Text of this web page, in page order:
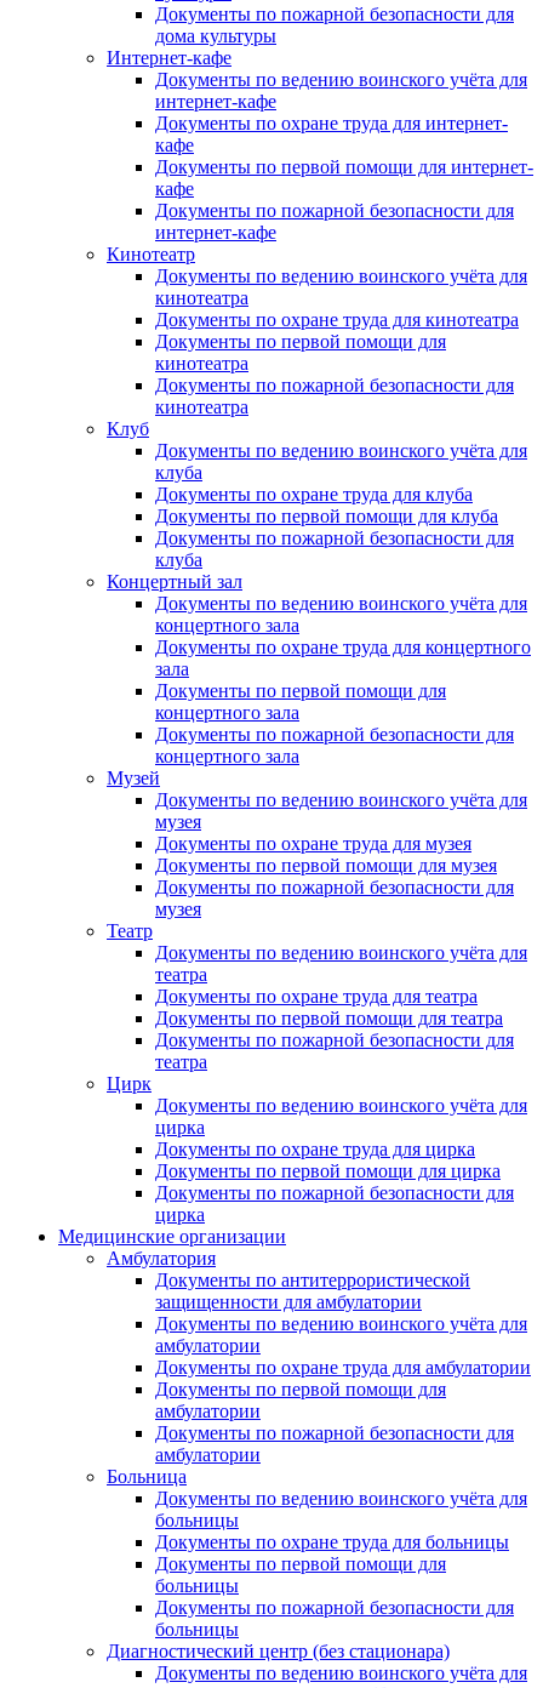
Документы по пожарной безопасности для
дома культуры
Интернет-кафе
Документы по ведению воинского учёта для
интернет-кафе
Документы по охране труда для интернет-
кафе
Документы по первой помощи для интернет-
кафе
Документы по пожарной безопасности для
интернет-кафе
Кинотеатр
Документы по ведению воинского учёта для
кинотеатра
Документы по охране труда для кинотеатра
Документы по первой помощи для
кинотеатра
Документы по пожарной безопасности для
кинотеатра
Клуб
Документы по ведению воинского учёта для
клуба
Документы по охране труда для клуба
Документы по первой помощи для клуба
Документы по пожарной безопасности для
клуба
Концертный зал
Документы по ведению воинского учёта для
концертного зала
Документы по охране труда для концертного
зала
Документы по первой помощи для
концертного зала
Документы по пожарной безопасности для
концертного зала
Музей
Документы по ведению воинского учёта для
музея
Документы по охране труда для музея
Документы по первой помощи для музея
Документы по пожарной безопасности для
музея
Театр
Документы по ведению воинского учёта для
театра
Документы по охране труда для театра
Документы по первой помощи для театра
Документы по пожарной безопасности для
театра
Цирк
Документы по ведению воинского учёта для
цирка
Документы по охране труда для цирка
Документы по первой помощи для цирка
Документы по пожарной безопасности для
цирка
Медицинские организации
Амбулатория
Документы по антитеррористической
защищенности для амбулатории
Документы по ведению воинского учёта для
амбулатории
Документы по охране труда для амбулатории
Документы по первой помощи для
амбулатории
Документы по пожарной безопасности для
амбулатории
Больница
Документы по ведению воинского учёта для
больницы
Документы по охране труда для больницы
Документы по первой помощи для
больницы
Документы по пожарной безопасности для
больницы
Диагностический центр (без стационара)
Документы по ведению воинского учёта для